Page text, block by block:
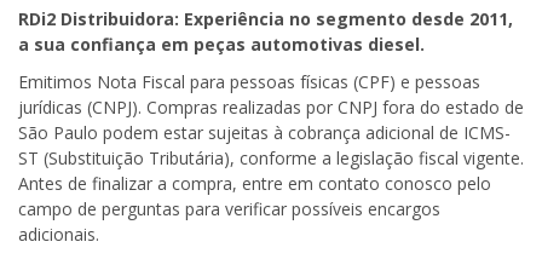
RDi2 Distribuidora: Experiência no segmento desde 2011,
a sua confiança em peças automotivas diesel.
Emitimos Nota Fiscal para pessoas físicas (CPF) e pessoas
jurídicas (CNPJ). Compras realizadas por CNPJ fora do estado de
São Paulo podem estar sujeitas à cobrança adicional de ICMS-
ST (Substituição Tributária), conforme a legislação fiscal vigente.
Antes de finalizar a compra, entre em contato conosco pelo
campo de perguntas para verificar possíveis encargos
adicionais.